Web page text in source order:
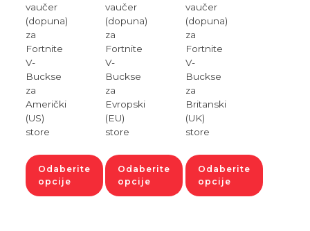
vaučer
(dopuna)
za
Fortnite
V-
Buckse
za
Američki
(US)
store
Odaberite
opcije
vaučer
(dopuna)
za
Fortnite
V-
Buckse
za
Evropski
(EU)
store
Odaberite
opcije
vaučer
(dopuna)
za
Fortnite
V-
Buckse
za
Britanski
(UK)
store
Odaberite
opcije